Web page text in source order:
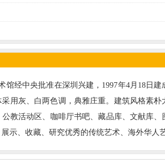
馆经中央批准在深圳兴建，1997年4月18
用灰、白两色调，典雅庄重。建筑风格素
教活动区、咖啡厅书吧、藏品库、文献库
示、收藏、研究优秀的传统艺术、海外华